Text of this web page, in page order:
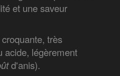
et une saveur
très
acide, légèrement
d'anis).